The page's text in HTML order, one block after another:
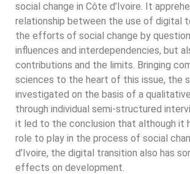
social change in Côte d’Ivoire. It
relationship between the use of digital
the efforts of social change by
influences and interdependencies, but
contributions and the limits. Bringing
sciences to the heart of this issue, the
investigated on the basis of a
through individual semi-structured
it led to the conclusion that although it
role to play in the process of social
d’Ivoire, the digital transition also has
effects on development.